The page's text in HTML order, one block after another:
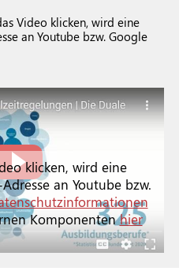
Termine
Video klicken, wird eine
an Youtube bzw. Google
klicken, wird eine
an Youtube bzw.
Komponentenhier